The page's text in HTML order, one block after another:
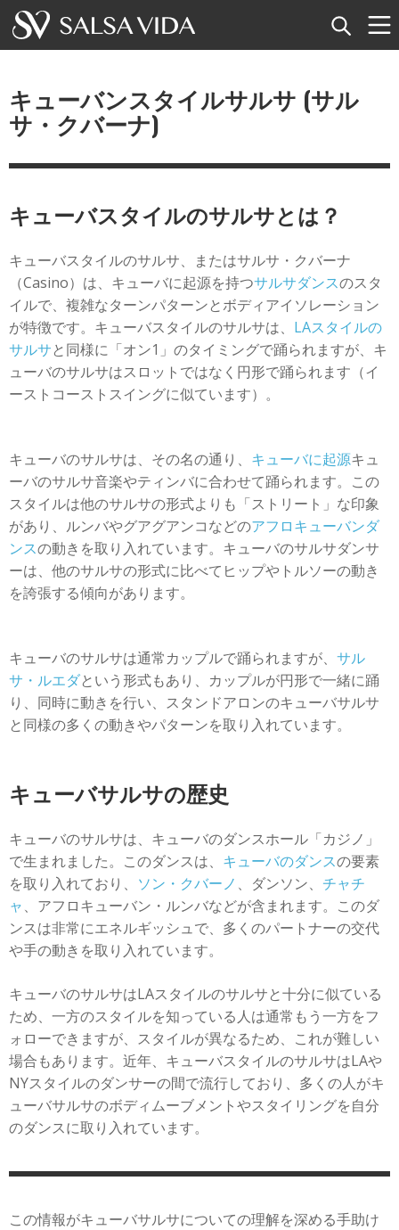
イベント
サルサ用語集
ショップ
TuneTempo
キューバンスタイルサルサ (サル
サ・クバーナ)
キューバスタイルのサルサとは？
キューバスタイルのサルサ、またはサルサ・クバーナ
（Casino）は、キューバに起源を持つサルサダンスのスタ
イルで、複雑なターンパターンとボディアイソレーション
が特徴です。キューバスタイルのサルサは、 LAスタイルの
サルサと同様に「オン1」のタイミングで踊られますが、キ
ューバのサルサはスロットではなく円形で踊られます（イ
ーストコーストスイングに似ています）。
キューバのサルサは、その名の通り、 キューバに起源キュ
ーバのサルサ音楽やティンバに合わせて踊られます。この
スタイルは他のサルサの形式よりも「ストリート」な印象
があり、ルンバやグアグアンコなどのアフロキューバンダ
ンスの動きを取り入れています。キューバのサルサダンサ
ーは、他のサルサの形式に比べてヒップやトルソーの動き
を誇張する傾向があります。
キューバのサルサは通常カップルで踊られますが、 サル
サ・ルエダという形式もあり、カップルが円形で一緒に踊
り、同時に動きを行い、スタンドアロンのキューバサルサ
と同様の多くの動きやパターンを取り入れています。
キューバサルサの歴史
キューバのサルサは、キューバのダンスホール「カジノ」
で生まれました。このダンスは、 キューバのダンスの要素
を取り入れており、 ソン・クバーノ 、ダンソン、 チャチ
ャ、アフロキューバン・ルンバなどが含まれます。このダ
ンスは非常にエネルギッシュで、多くのパートナーの交代
や手の動きを取り入れています。
キューバのサルサはLAスタイルのサルサと十分に似ている
ため、一方のスタイルを知っている人は通常もう一方をフ
ォローできますが、スタイルが異なるため、これが難しい
場合もあります。近年、キューバスタイルのサルサはLAや
NYスタイルのダンサーの間で流行しており、多くの人がキ
ューバサルサのボディムーブメントやスタイリングを自分
のダンスに取り入れています。
この情報がキューバサルサについての理解を深める手助け